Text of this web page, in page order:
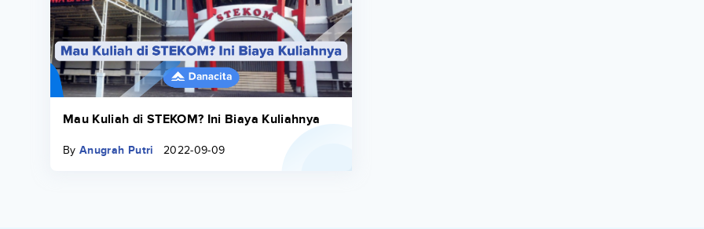
Mau Kuliah di STEKOM? Ini Biaya Kuliahnya
By Anugrah Putri 2022-09-09